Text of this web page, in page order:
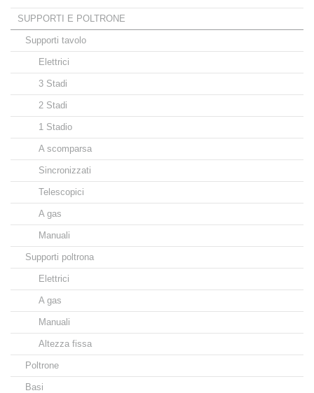
SUPPORTI E POLTRONE
Supporti tavolo
Elettrici
3 Stadi
2 Stadi
1 Stadio
A scomparsa
Sincronizzati
Telescopici
A gas
Manuali
Supporti poltrona
Elettrici
A gas
Manuali
Altezza fissa
Poltrone
Basi